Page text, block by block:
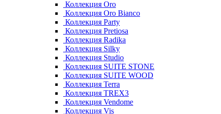
Коллекция Oro
Коллекция Oro Bianco
Коллекция Party
Коллекция Pretiosa
Коллекция Radika
Коллекция Silky
Коллекция Studio
Коллекция SUITE STONE
Коллекция SUITE WOOD
Коллекция Terra
Коллекция TREX3
Коллекция Vendome
Коллекция Vis